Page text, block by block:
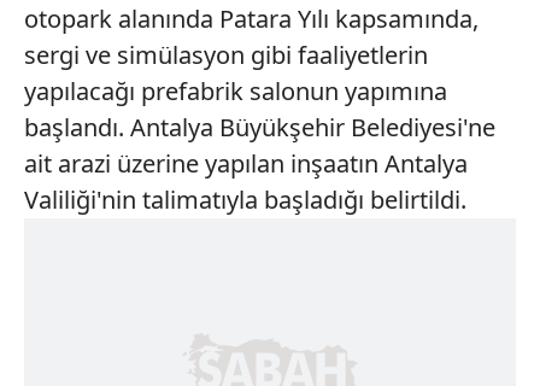
otopark alanında Patara Yılı kapsamında,
sergi ve simülasyon gibi faaliyetlerin
yapılacağı prefabrik salonun yapımına
başlandı. Antalya Büyükşehir Belediyesi'ne
ait arazi üzerine yapılan inşaatın Antalya
Valiliği'nin talimatıyla başladığı belirtildi.